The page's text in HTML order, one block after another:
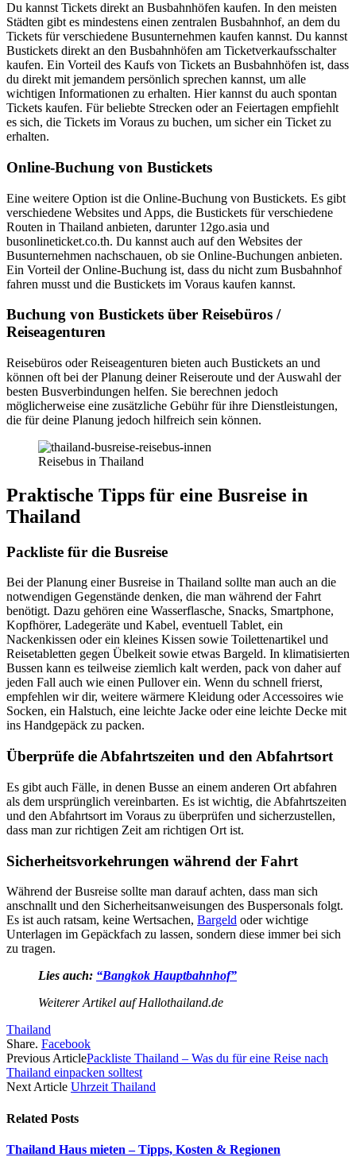
Du kannst Tickets direkt an Busbahnhöfen kaufen. In den meisten
Städten gibt es mindestens einen zentralen Busbahnhof, an dem du
Tickets für verschiedene Busunternehmen kaufen kannst. Du kannst
Bustickets direkt an den Busbahnhöfen am Ticketverkaufsschalter
kaufen. Ein Vorteil des Kaufs von Tickets an Busbahnhöfen ist, dass
du direkt mit jemandem persönlich sprechen kannst, um alle
wichtigen Informationen zu erhalten. Hier kannst du auch spontan
Tickets kaufen. Für beliebte Strecken oder an Feiertagen empfiehlt
es sich, die Tickets im Voraus zu buchen, um sicher ein Ticket zu
erhalten.
Online-Buchung von Bustickets
Eine weitere Option ist die Online-Buchung von Bustickets. Es gibt
verschiedene Websites und Apps, die Bustickets für verschiedene
Routen in Thailand anbieten, darunter 12go.asia und
busonlineticket.co.th. Du kannst auch auf den Websites der
Busunternehmen nachschauen, ob sie Online-Buchungen anbieten.
Ein Vorteil der Online-Buchung ist, dass du nicht zum Busbahnhof
fahren musst und die Bustickets im Voraus kaufen kannst.
Buchung von Bustickets über Reisebüros /
Reiseagenturen
Reisebüros oder Reiseagenturen bieten auch Bustickets an und
können oft bei der Planung deiner Reiseroute und der Auswahl der
besten Busverbindungen helfen. Sie berechnen jedoch
möglicherweise eine zusätzliche Gebühr für ihre Dienstleistungen,
die für deine Planung jedoch hilfreich sein können.
Reisebus in Thailand
Praktische Tipps für eine Busreise in
Thailand
Packliste für die Busreise
Bei der Planung einer Busreise in Thailand sollte man auch an die
notwendigen Gegenstände denken, die man während der Fahrt
benötigt. Dazu gehören eine Wasserflasche, Snacks, Smartphone,
Kopfhörer, Ladegeräte und Kabel, eventuell Tablet, ein
Nackenkissen oder ein kleines Kissen sowie Toilettenartikel und
Reisetabletten gegen Übelkeit sowie etwas Bargeld. In klimatisierten
Bussen kann es teilweise ziemlich kalt werden, pack von daher auf
jeden Fall auch wie einen Pullover ein. Wenn du schnell frierst,
empfehlen wir dir, weitere wärmere Kleidung oder Accessoires wie
Socken, ein Halstuch, eine leichte Jacke oder eine leichte Decke mit
ins Handgepäck zu packen.
Überprüfe die Abfahrtszeiten und den Abfahrtsort
Es gibt auch Fälle, in denen Busse an einem anderen Ort abfahren
als dem ursprünglich vereinbarten. Es ist wichtig, die Abfahrtszeiten
und den Abfahrtsort im Voraus zu überprüfen und sicherzustellen,
dass man zur richtigen Zeit am richtigen Ort ist.
Sicherheitsvorkehrungen während der Fahrt
Während der Busreise sollte man darauf achten, dass man sich
anschnallt und den Sicherheitsanweisungen des Buspersonals folgt.
Es ist auch ratsam, keine Wertsachen, Bargeld oder wichtige
Unterlagen im Gepäckfach zu lassen, sondern diese immer bei sich
zu tragen.
Lies auch: “Bangkok Hauptbahnhof”
Weiterer Artikel auf Hallothailand.de
Thailand
Share. Facebook
Previous ArticlePackliste Thailand – Was du für eine Reise nach
Thailand einpacken solltest
Next Article Uhrzeit Thailand
Related Posts
Thailand Haus mieten – Tipps, Kosten & Regionen